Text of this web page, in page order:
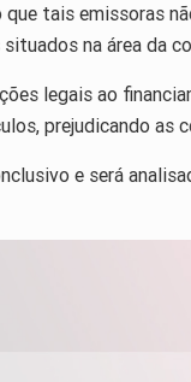
tais emissoras
na área da
legais ao
prejudicando as
e será